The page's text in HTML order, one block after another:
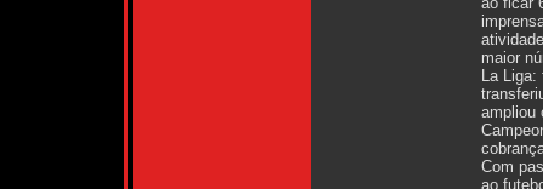
maior
La
ampliou
Com
ao